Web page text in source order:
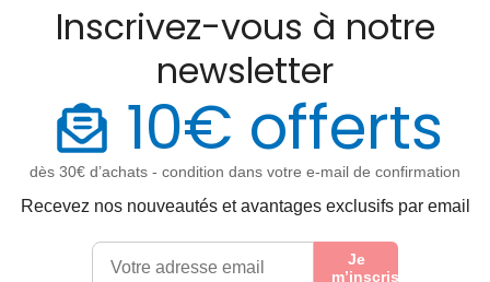
Inscrivez-vous à notre
newsletter
10€ offerts
dès 30€ d’achats - condition dans votre e-mail de confirmation
Recevez nos nouveautés et avantages exclusifs par email
Je
m’inscris